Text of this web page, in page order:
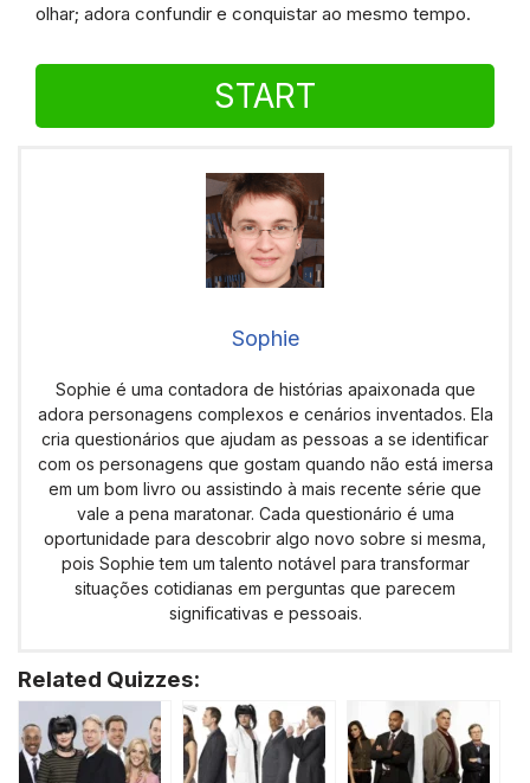
olhar; adora confundir e conquistar ao mesmo tempo.
START
Sophie
Sophie é uma contadora de histórias apaixonada que
adora personagens complexos e cenários inventados. Ela
cria questionários que ajudam as pessoas a se identificar
com os personagens que gostam quando não está imersa
em um bom livro ou assistindo à mais recente série que
vale a pena maratonar. Cada questionário é uma
oportunidade para descobrir algo novo sobre si mesma,
pois Sophie tem um talento notável para transformar
situações cotidianas em perguntas que parecem
significativas e pessoais.
Related Quizzes: